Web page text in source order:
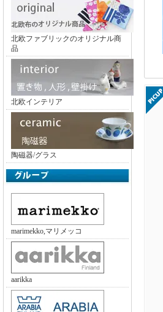
北欧ファブリックのオリジナル商
品
北欧インテリア
陶磁器/グラス
marimekko,マリメッコ
aarikka